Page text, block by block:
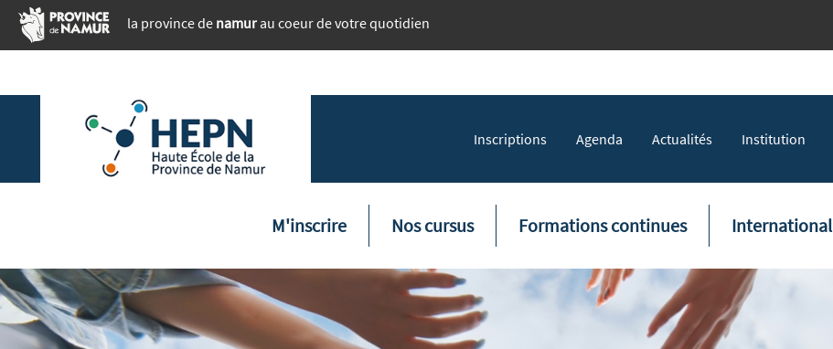
Aller au contenu principal
la province de namur au coeur de votre quotidien
Topmenu
Inscriptions Agenda Actualités Institution
Navigation principale
M'inscrire Nos cursus Formations continues International